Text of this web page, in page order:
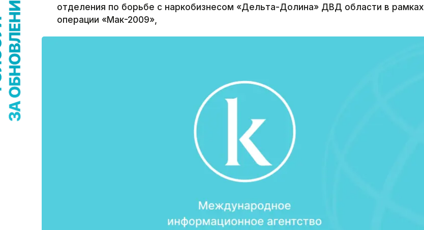
отделения по борьбе с наркобизнесом «Дельта-Долина» ДВД области в рамках
операции «Мак-2009»,